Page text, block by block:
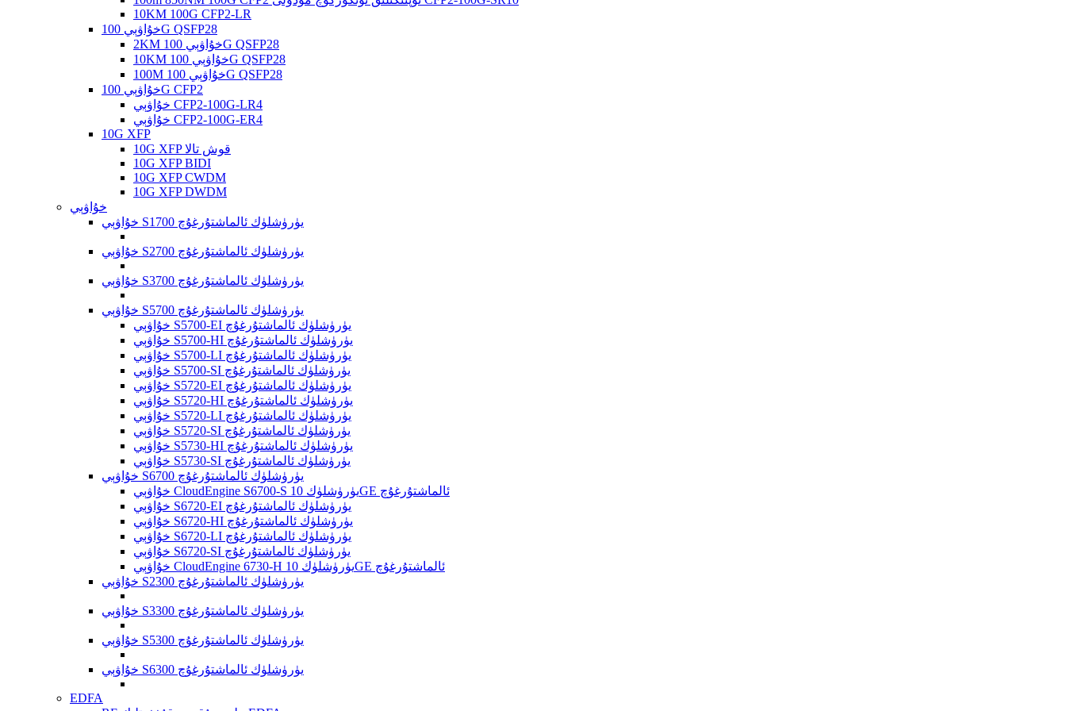
10KM 100G CFP2-LR
خۇاۋېي 100G QSFP28
2KM خۇاۋېي 100G QSFP28
10KM خۇاۋېي 100G QSFP28
100M خۇاۋېي 100G QSFP28
خۇاۋېي 100G CFP2
خۇاۋېي CFP2-100G-LR4
خۇاۋېي CFP2-100G-ER4
10G XFP
10G XFP قوش تالا
10G XFP BIDI
10G XFP CWDM
10G XFP DWDM
خۇاۋېي
خۇاۋېي S1700 يۈرۈشلۈك ئالماشتۇرغۇچ
خۇاۋېي S2700 يۈرۈشلۈك ئالماشتۇرغۇچ
خۇاۋېي S3700 يۈرۈشلۈك ئالماشتۇرغۇچ
خۇاۋېي S5700 يۈرۈشلۈك ئالماشتۇرغۇچ
خۇاۋېي S5700-EI يۈرۈشلۈك ئالماشتۇرغۇچ
خۇاۋېي S5700-HI يۈرۈشلۈك ئالماشتۇرغۇچ
خۇاۋېي S5700-LI يۈرۈشلۈك ئالماشتۇرغۇچ
خۇاۋېي S5700-SI يۈرۈشلۈك ئالماشتۇرغۇچ
خۇاۋېي S5720-EI يۈرۈشلۈك ئالماشتۇرغۇچ
خۇاۋېي S5720-HI يۈرۈشلۈك ئالماشتۇرغۇچ
خۇاۋېي S5720-LI يۈرۈشلۈك ئالماشتۇرغۇچ
خۇاۋېي S5720-SI يۈرۈشلۈك ئالماشتۇرغۇچ
خۇاۋېي S5730-HI يۈرۈشلۈك ئالماشتۇرغۇچ
خۇاۋېي S5730-SI يۈرۈشلۈك ئالماشتۇرغۇچ
خۇاۋېي S6700 يۈرۈشلۈك ئالماشتۇرغۇچ
خۇاۋېي CloudEngine S6700-S يۈرۈشلۈك 10GE ئالماشتۇرغۇچ
خۇاۋېي S6720-EI يۈرۈشلۈك ئالماشتۇرغۇچ
خۇاۋېي S6720-HI يۈرۈشلۈك ئالماشتۇرغۇچ
خۇاۋېي S6720-LI يۈرۈشلۈك ئالماشتۇرغۇچ
خۇاۋېي S6720-SI يۈرۈشلۈك ئالماشتۇرغۇچ
خۇاۋېي CloudEngine 6730-H يۈرۈشلۈك 10GE ئالماشتۇرغۇچ
خۇاۋېي S2300 يۈرۈشلۈك ئالماشتۇرغۇچ
خۇاۋېي S3300 يۈرۈشلۈك ئالماشتۇرغۇچ
خۇاۋېي S5300 يۈرۈشلۈك ئالماشتۇرغۇچ
خۇاۋېي S6300 يۈرۈشلۈك ئالماشتۇرغۇچ
EDFA